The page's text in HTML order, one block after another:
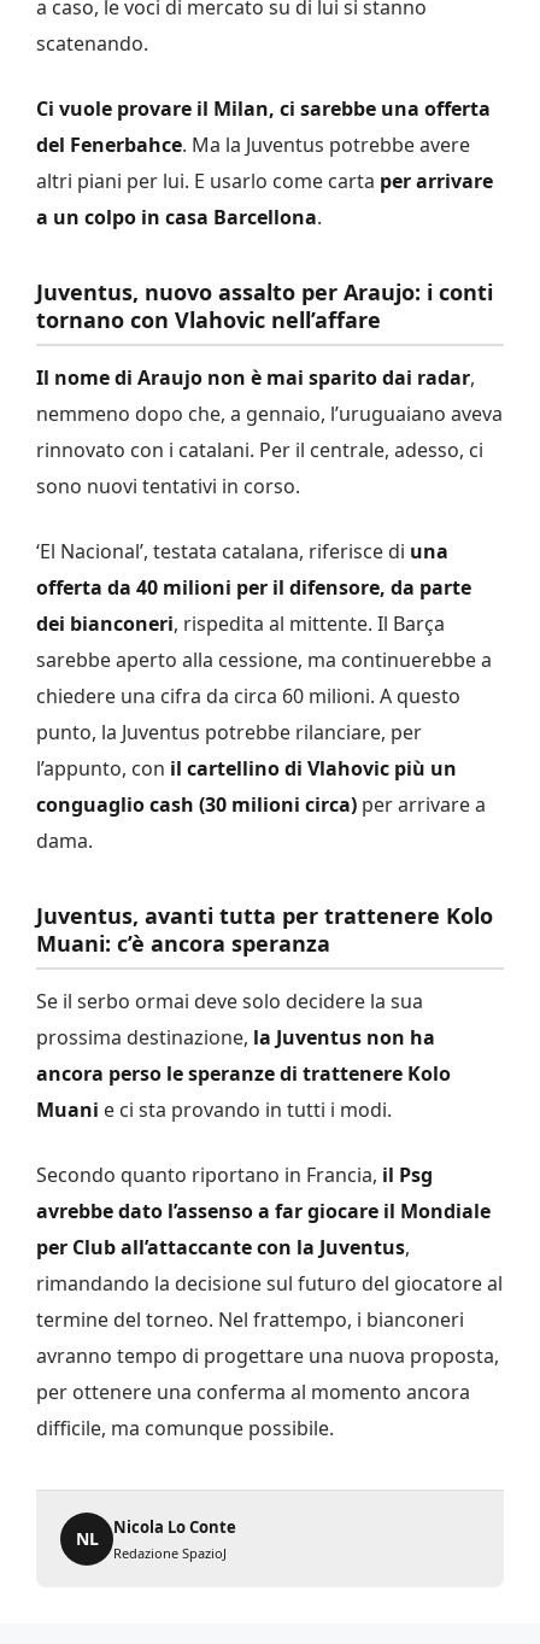
a caso, le voci di mercato su di lui si stanno
scatenando.
Ci vuole provare il Milan, ci sarebbe una offerta
del Fenerbahce. Ma la Juventus potrebbe avere
altri piani per lui. E usarlo come carta per arrivare
a un colpo in casa Barcellona.
Juventus, nuovo assalto per Araujo: i conti
tornano con Vlahovic nell’affare
Il nome di Araujo non è mai sparito dai radar,
nemmeno dopo che, a gennaio, l’uruguaiano aveva
rinnovato con i catalani. Per il centrale, adesso, ci
sono nuovi tentativi in corso.
‘El Nacional’, testata catalana, riferisce di una
offerta da 40 milioni per il difensore, da parte
dei bianconeri, rispedita al mittente. Il Barça
sarebbe aperto alla cessione, ma continuerebbe a
chiedere una cifra da circa 60 milioni. A questo
punto, la Juventus potrebbe rilanciare, per
l’appunto, con il cartellino di Vlahovic più un
conguaglio cash (30 milioni circa) per arrivare a
dama.
Juventus, avanti tutta per trattenere Kolo
Muani: c’è ancora speranza
Se il serbo ormai deve solo decidere la sua
prossima destinazione, la Juventus non ha
ancora perso le speranze di trattenere Kolo
Muani e ci sta provando in tutti i modi.
Secondo quanto riportano in Francia, il Psg
avrebbe dato l’assenso a far giocare il Mondiale
per Club all’attaccante con la Juventus,
rimandando la decisione sul futuro del giocatore al
termine del torneo. Nel frattempo, i bianconeri
avranno tempo di progettare una nuova proposta,
per ottenere una conferma al momento ancora
difficile, ma comunque possibile.
NL
Nicola Lo Conte
Redazione SpazioJ